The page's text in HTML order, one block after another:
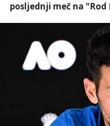
posljednji meč na "Rod